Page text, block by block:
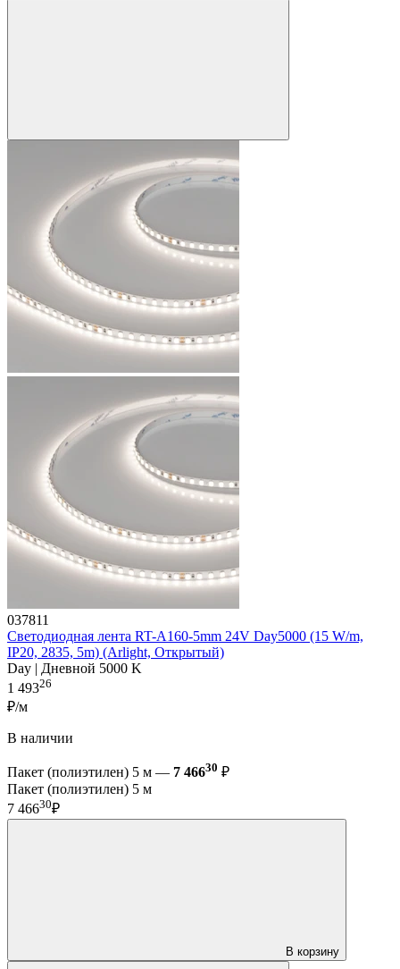
037811
Светодиодная лента RT-A160-5mm 24V Day5000 (15 W/m,
IP20, 2835, 5m) (Arlight, Открытый)
Day | Дневной 5000 K
1 49326
₽/м
В наличии
Пакет (полиэтилен) 5 м — 7 46630 ₽
Пакет (полиэтилен) 5 м
7 46630₽
В корзину